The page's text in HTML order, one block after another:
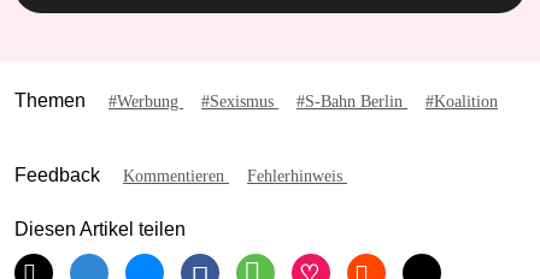
Themen #Werbung #Sexismus #S-Bahn Berlin #Koalition
Feedback Kommentieren Fehlerhinweis
Diesen Artikel teilen